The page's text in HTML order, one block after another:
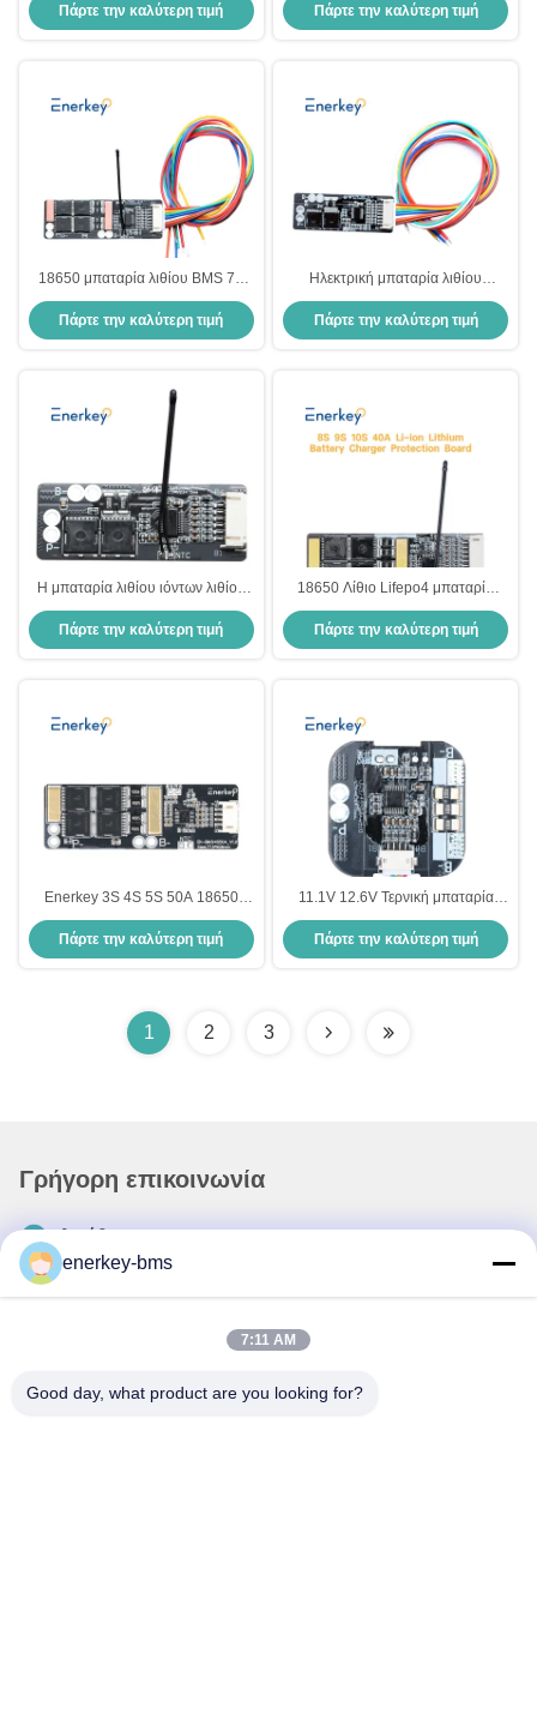
λιθίου για RV αυτοκίνητο
Πάρτε την καλύτερη τιμή
αποθήκευση ενέργειας σταθμού
βάσης
Πάρτε την καλύτερη τιμή
18650 μπαταρία λιθίου BMS 7S
50A για 350w 500w 750w 1000w
μπαταρία ηλεκτρικού ποδηλάτου
Πάρτε την καλύτερη τιμή
Ηλεκτρική μπαταρία λιθίου
αυτοκινήτου BMS 7S 30A 25.9V
29.4V μπαταρία ιόντων λιθίου
BMS
Πάρτε την καλύτερη τιμή
Η μπαταρία λιθίου ιόντων λιθίου
BMS 6S 30A 24V με NTC για
βιομηχανικό σύστημα
αποθήκευσης ενέργειας
Πάρτε την καλύτερη τιμή
18650 Λίθιο Lifepo4 μπαταρία
BMS Li Ion μπαταρία 8S 9S 10S
40A BMS
Πάρτε την καλύτερη τιμή
Enerkey 3S 4S 5S 50A 18650
Πίνακα προστασίας μπαταρίας
λιθίου 3.2V μπαταρία ιόντων
λιθίου BMS 4S για ηλεκτρικό
Πάρτε την καλύτερη τιμή
11.1V 12.6V Τερνική μπαταρία
λιθίου BMS 3S 50A για ηλεκτρικά
δύο Whellers 12V
Πάρτε την καλύτερη τιμή
1 2 3
Γρήγορη επικοινωνία
Διεύθυνση
Περιοχή Α, 9ος όροφος, κτίριο Γ, βιομηχανικό πάρκο
χαμηλών ανθρακούχων εκπομπών Guancheng, κοινότητα
Shenzhen, Κίνα, 518106
Τηλ.
enerkey-bms
7:11 AM
Good day, what product are you looking for?